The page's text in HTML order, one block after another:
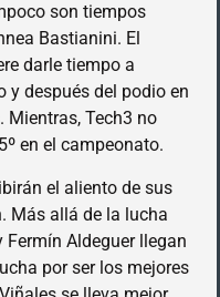
son tiempos
Bastianini. El
darle tiempo a
y después del podio en
Mientras, Tech3 no
en el campeonato.
el aliento de sus
Más allá de la lucha
Fermín Aldeguer llegan
por ser los mejores